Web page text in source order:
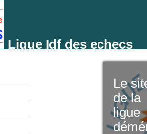
Ligue Idf des echecs
Le
de la
ligue